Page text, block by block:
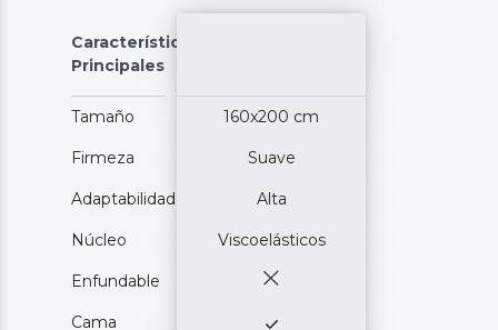
Características
Principales
Tamaño 160x200 cm
Firmeza Suave
Adaptabilidad Alta
Núcleo Viscoelásticos
Enfundable
Cama